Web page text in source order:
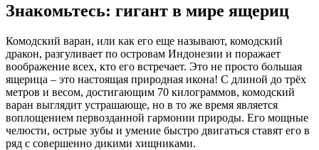
Знакомьтесь: гигант в мире ящериц
Комодский варан, или как его еще называют, комодский
дракон, разгуливает по островам Индонезии и поражает
воображение всех, кто его встречает. Это не просто большая
ящерица – это настоящая природная икона! С длиной до трёх
метров и весом, достигающим 70 килограммов, комодский
варан выглядит устрашающе, но в то же время является
воплощением первозданной гармонии природы. Его мощные
челюсти, острые зубы и умение быстро двигаться ставят его в
ряд с совершенно дикими хищниками.